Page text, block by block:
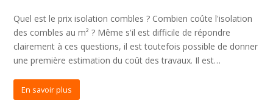
Quel est le prix isolation combles ? Combien coûte l'isolation
des combles au m² ? Même s'il est difficile de répondre
clairement à ces questions, il est toutefois possible de donner
une première estimation du coût des travaux. Il est…
En savoir plus